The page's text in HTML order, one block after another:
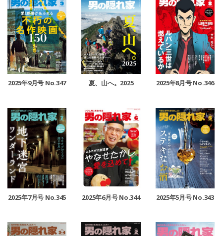
2025年9月号 No.347 夏、山へ。2025 2025年8月号 No.346
2025年7月号 No.345 2025年6月号 No.344 2025年5月号 No.343